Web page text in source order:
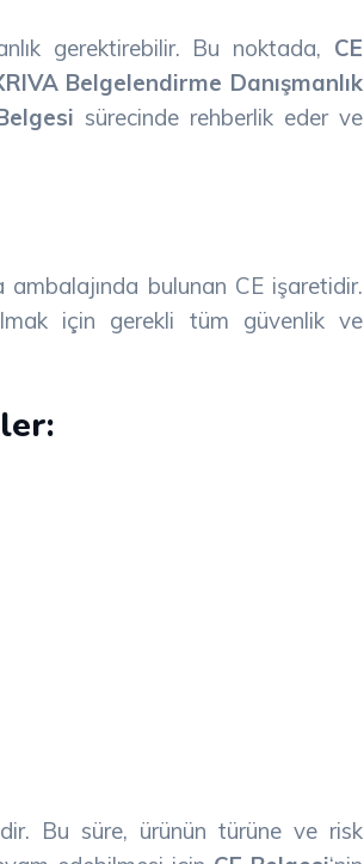
gerektirebilir. Bu noktada, CE
Belgelendirme Danışmanlık
sürecinde rehberlik eder ve
bulunan CE işaretidir.
için gerekli tüm güvenlik ve
Bu süre, ürünün türüne ve risk